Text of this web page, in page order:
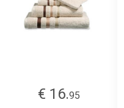
€ 16.95